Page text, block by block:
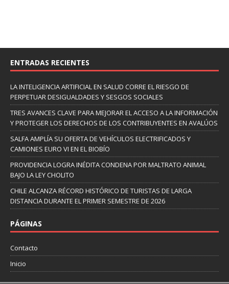
ENTRADAS RECIENTES
LA INTELIGENCIA ARTIFICIAL EN SALUD CORRE EL RIESGO DE
PERPETUAR DESIGUALDADES Y SESGOS SOCIALES
TRES AVANCES CLAVE PARA MEJORAR EL ACCESO A LA INFORMACIÓN
Y PROTEGER LOS DERECHOS DE LOS CONTRIBUYENTES EN AVALÚOS
SALFA AMPLÍA SU OFERTA DE VEHÍCULOS ELECTRIFICADOS Y
CAMIONES EURO VI EN EL BIOBÍO
PROVIDENCIA LOGRA INÉDITA CONDENA POR MALTRATO ANIMAL
BAJO LA LEY CHOLITO
CHILE ALCANZA RÉCORD HISTÓRICO DE TURISTAS DE LARGA
DISTANCIA DURANTE EL PRIMER SEMESTRE DE 2026
PÁGINAS
Contacto
Inicio